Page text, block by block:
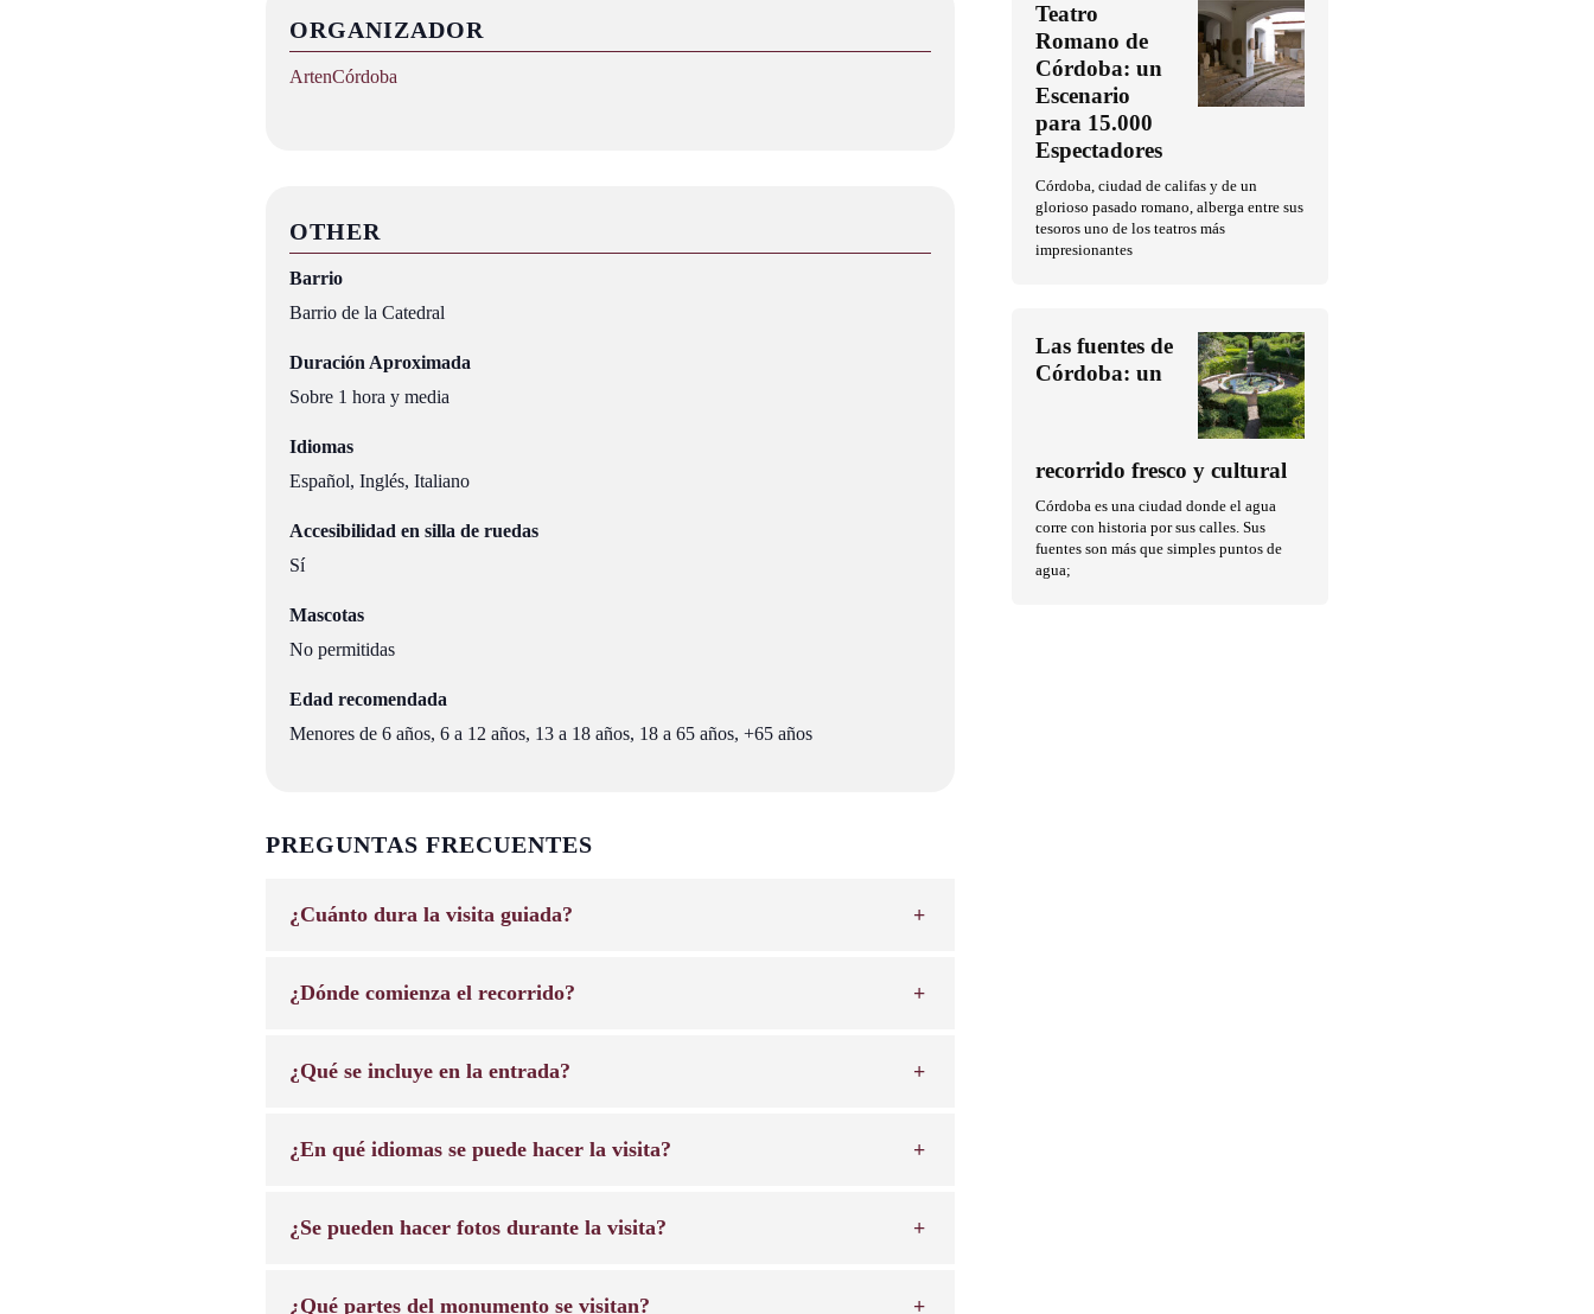
ORGANIZADOR
ArtenCórdoba
OTHER
Barrio
Barrio de la Catedral
Duración Aproximada
Sobre 1 hora y media
Idiomas
Español, Inglés, Italiano
Accesibilidad en silla de ruedas
Sí
Mascotas
No permitidas
Edad recomendada
Menores de 6 años, 6 a 12 años, 13 a 18 años, 18 a 65 años, +65 años
PREGUNTAS FRECUENTES
¿Cuánto dura la visita guiada?
¿Dónde comienza el recorrido?
¿Qué se incluye en la entrada?
¿En qué idiomas se puede hacer la visita?
¿Se pueden hacer fotos durante la visita?
¿Qué partes del monumento se visitan?
Teatro
Romano de
Córdoba: un
Escenario
para 15.000
Espectadores
Córdoba, ciudad de califas y de un
glorioso pasado romano, alberga entre sus
tesoros uno de los teatros más
impresionantes
Las fuentes de
Córdoba: un
recorrido fresco y cultural
Córdoba es una ciudad donde el agua
corre con historia por sus calles. Sus
fuentes son más que simples puntos de
agua;